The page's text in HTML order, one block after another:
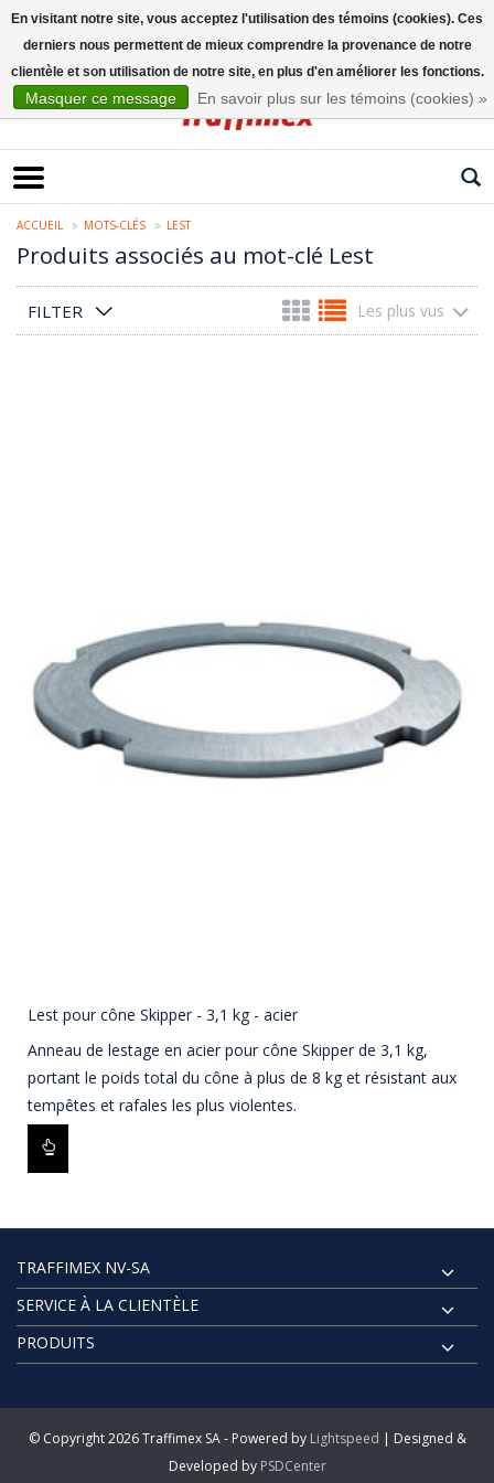
ACCUEIL MOTS-CLÉS LEST
Produits associés au mot-clé Lest
FILTER Les plus vus
Lest pour cône Skipper - 3,1 kg - acier
Anneau de lestage en acier pour cône Skipper de 3,1 kg,
portant le poids total du cône à plus de 8 kg et résistant aux
tempêtes et rafales les plus violentes.
TRAFFIMEX NV-SA
SERVICE À LA CLIENTÈLE
PRODUITS
© Copyright 2026 Traffimex SA - Powered by Lightspeed | Designed &
Developed by PSDCenter
En visitant notre site, vous acceptez l'utilisation des témoins (cookies). Ces
derniers nous permettent de mieux comprendre la provenance de notre
clientèle et son utilisation de notre site, en plus d'en améliorer les fonctions.
Masquer ce message En savoir plus sur les témoins (cookies) »